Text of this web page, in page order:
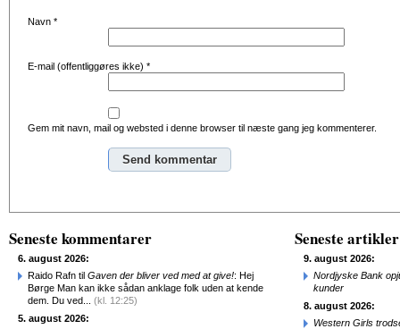
Navn *
E-mail (offentliggøres ikke) *
Gem mit navn, mail og websted i denne browser til næste gang jeg kommenterer.
Seneste kommentarer
6. august 2026:
Raido Rafn til Gaven der bliver ved med at give!: Hej
Børge Man kan ikke sådan anklage folk uden at kende
dem. Du ved... (kl. 12:25)
5. august 2026:
Seneste artikler
9. august 2026:
Nordjyske Bank
kunder
8. august 2026:
Western Girls